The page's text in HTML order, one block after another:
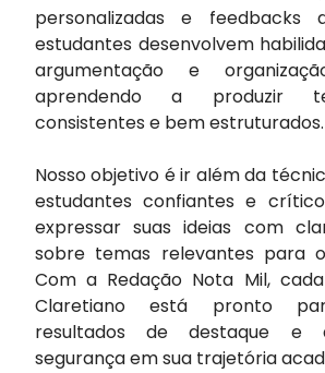
personalizadas e feedbacks
estudantes desenvolvem
argumentação e
aprendendo a produzir
consistentes e bem estruturados.
Nosso objetivo é ir além da
estudantes confiantes e
expressar suas ideias com
sobre temas relevantes para
Com a Redação Nota Mil,
Claretiano está pronto
resultados de destaque e
segurança em sua trajetória